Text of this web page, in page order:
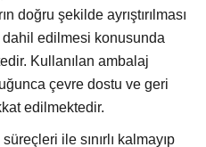
doğru şekilde ayrıştırılması
edilmesi konusunda
Kullanılan ambalaj
çevre dostu ve geri
edilmektedir.
ile sınırlı kalmayıp